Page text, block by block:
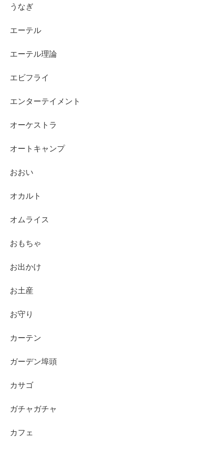
うなぎ
エーテル
エーテル理論
エビフライ
エンターテイメント
オーケストラ
オートキャンプ
おおい
オカルト
オムライス
おもちゃ
お出かけ
お土産
お守り
カーテン
ガーデン埠頭
カサゴ
ガチャガチャ
カフェ